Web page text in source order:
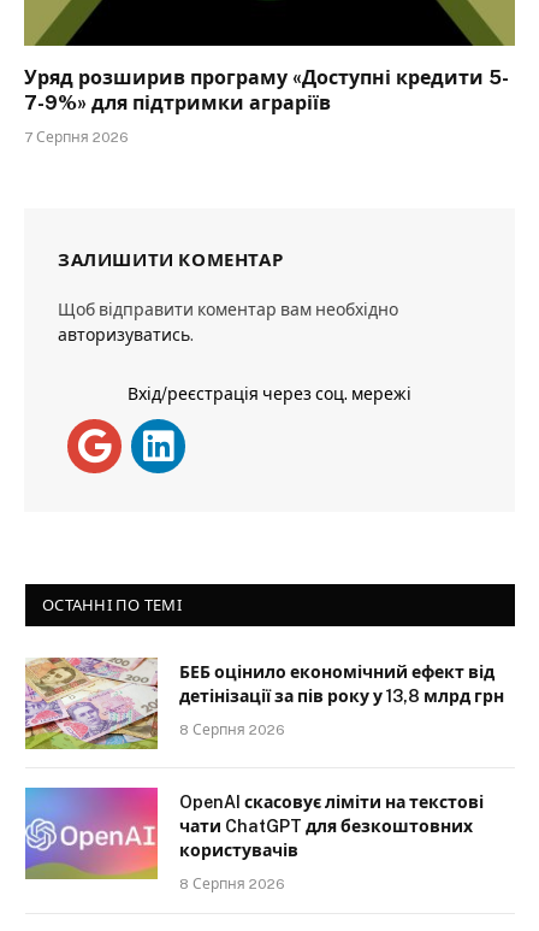
Уряд розширив програму «Доступні кредити 5-
7-9%» для підтримки аграріїв
7 Серпня 2026
ЗАЛИШИТИ КОМЕНТАР
Щоб відправити коментар вам необхідно
авторизуватись.
Вхід/реєстрація через соц. мережі
ОСТАННІ ПО ТЕМІ
БЕБ оцінило економічний ефект від
детінізації за пів року у 13,8 млрд грн
8 Серпня 2026
OpenAI скасовує ліміти на текстові
чати ChatGPT для безкоштовних
користувачів
8 Серпня 2026